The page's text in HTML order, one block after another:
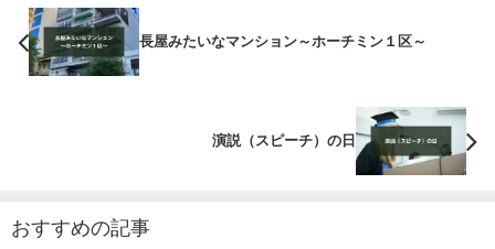
長屋みたいなマンション～ホーチミン１区～
演説（スピーチ）の日
おすすめの記事